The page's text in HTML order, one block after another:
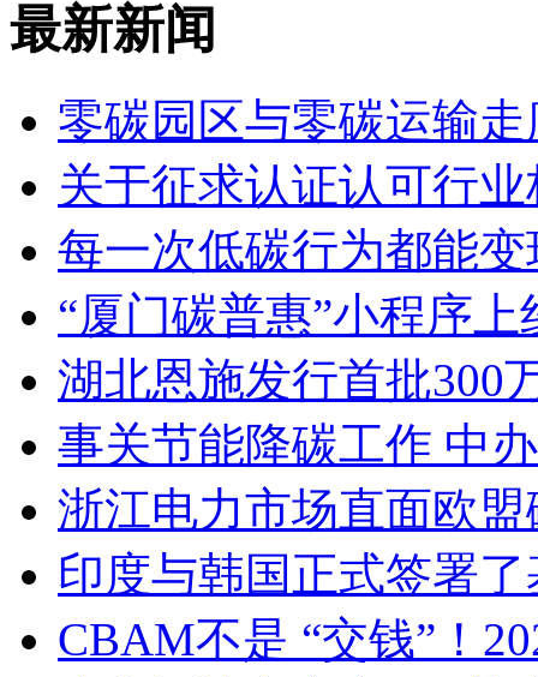
最新新闻
零碳园区与零碳运输
关于征求认证认可行
每一次低碳行为都能
“厦门碳普惠”小程序上
湖北恩施发行首批300
事关节能降碳工作 中
浙江电力市场直面欧
印度与韩国正式签署
CBAM不是 “交钱”！